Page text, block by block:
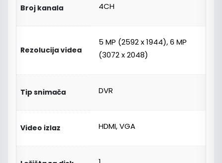
Broj kanala 4CH
Rezolucija videa
5 MP (2592 x 1944), 6 MP
(3072 x 2048)
Tip snimača DVR
Video izlaz HDMI, VGA